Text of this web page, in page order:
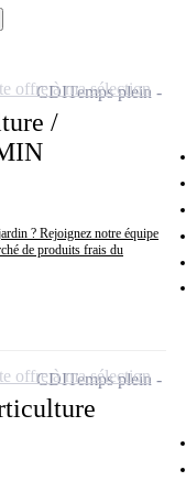
/
? Rejoignez notre équipe
de produits frais du
CDITemps plein
offre à ma sélection
CDITemps plein
offre à ma sélection